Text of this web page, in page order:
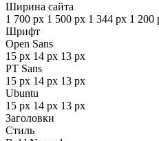
Ширина сайта
1 700 px 1 500 px 1 344 px 1 200
Шрифт
Open Sans
15 px 14 px 13 px
PT Sans
15 px 14 px 13 px
Ubuntu
15 px 14 px 13 px
Заголовки
Стиль